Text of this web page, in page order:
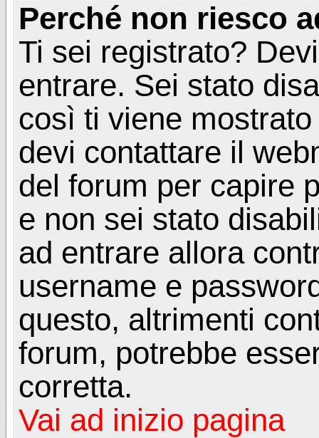
Perché non riesco
Ti sei registrato?
entrare. Sei stato
così ti viene
devi contattare il
del forum per capire
e non sei stato
ad entrare allora
username e
questo, altrimenti
forum, potrebbe
corretta.
Vai ad inizio pagina